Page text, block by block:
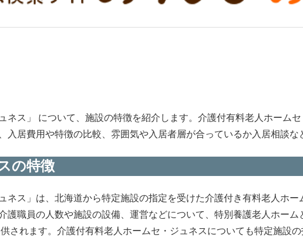
ネス」 について、施設の特徴を紹介します。介護付有料老人ホーム
入居費用や特徴の比較、雰囲気や入居者層が合っているか入居相談
の特徴
ネス」は、北海道から特定施設の指定を受けた介護付き有料老人ホ
護職員の人数や施設の設備、運営などについて、特別養護老人ホー
されます。介護付有料老人ホームセ・ジュネスについても特定施設